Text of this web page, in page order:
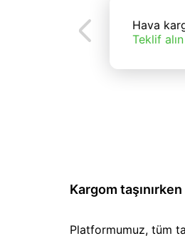
Hava
Teklif alın
Kargom
Platformumuz, tüm